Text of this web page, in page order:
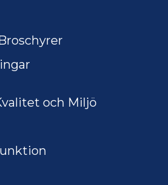
och Miljö